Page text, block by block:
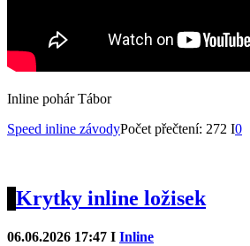
Inline pohár Tábor
Speed inline závodyPočet přečtení: 272 I0
Krytky inline ložisek
06.06.2026 17:47 I Inline